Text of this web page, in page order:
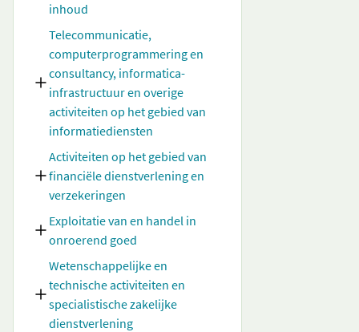
inhoud
Telecommunicatie,
computerprogrammering en
consultancy, informatica-
infrastructuur en overige
activiteiten op het gebied van
informatiediensten
Activiteiten op het gebied van
financiële dienstverlening en
verzekeringen
Exploitatie van en handel in
onroerend goed
Wetenschappelijke en
technische activiteiten en
specialistische zakelijke
dienstverlening